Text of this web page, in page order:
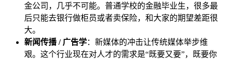
金公司，几乎不可能。普通学校的金融毕业生，很多最
后只能去银行做柜员或者卖保险，和大家的期望差距很
大。
新闻传播 / 广告学：新媒体的冲击让传统媒体举步维
艰。这个行业现在对人才的需求是“既要又要”，既要你